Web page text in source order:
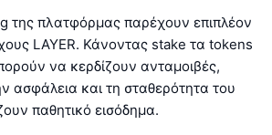
της πλατφόρμας παρέχουν επιπλέον
LAYER. Κάνοντας stake τα tokens
να κερδίζουν ανταμοιβές,
ασφάλεια και τη σταθερότητα του
παθητικό εισόδημα.